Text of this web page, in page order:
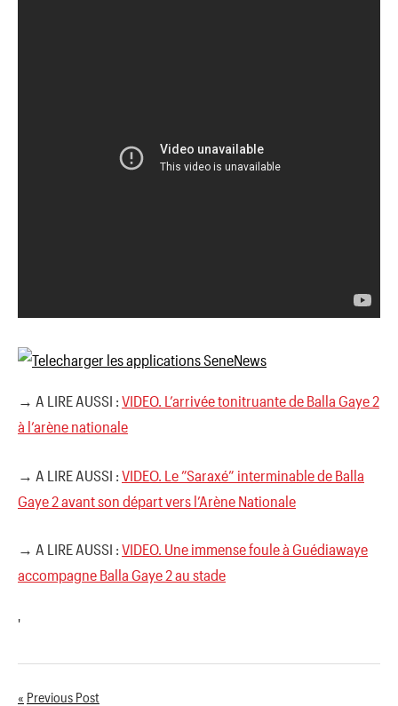
→ A LIRE AUSSI : VIDEO. L’arrivée tonitruante de Balla Gaye 2
à l’arène nationale
→ A LIRE AUSSI : VIDEO. Le ”Saraxé” interminable de Balla
Gaye 2 avant son départ vers l’Arène Nationale
→ A LIRE AUSSI : VIDEO. Une immense foule à Guédiawaye
accompagne Balla Gaye 2 au stade
'
Previous Post